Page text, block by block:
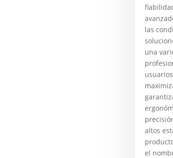
las
una
altos
el